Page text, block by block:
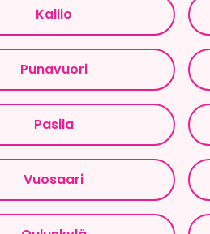
Kallio
Punavuori
Pasila
Vuosaari